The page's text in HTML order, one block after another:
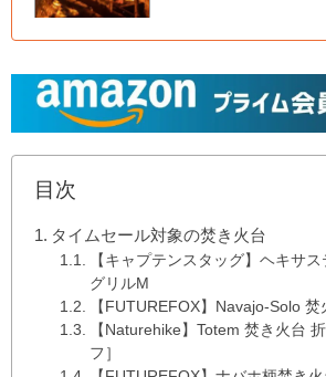
目次
タイムセール対象の焚き火台
【キャプテンスタッグ】ヘキサ
グリルM
【FUTUREFOX】Navajo-Solo 焚
【Naturehike】Totem 焚き火台
フ］